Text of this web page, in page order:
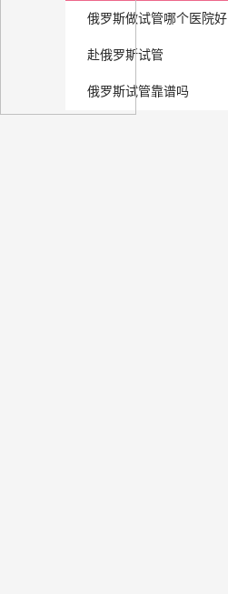
俄罗斯做试管哪个医院好
赴俄罗斯试管
俄罗斯试管靠谱吗